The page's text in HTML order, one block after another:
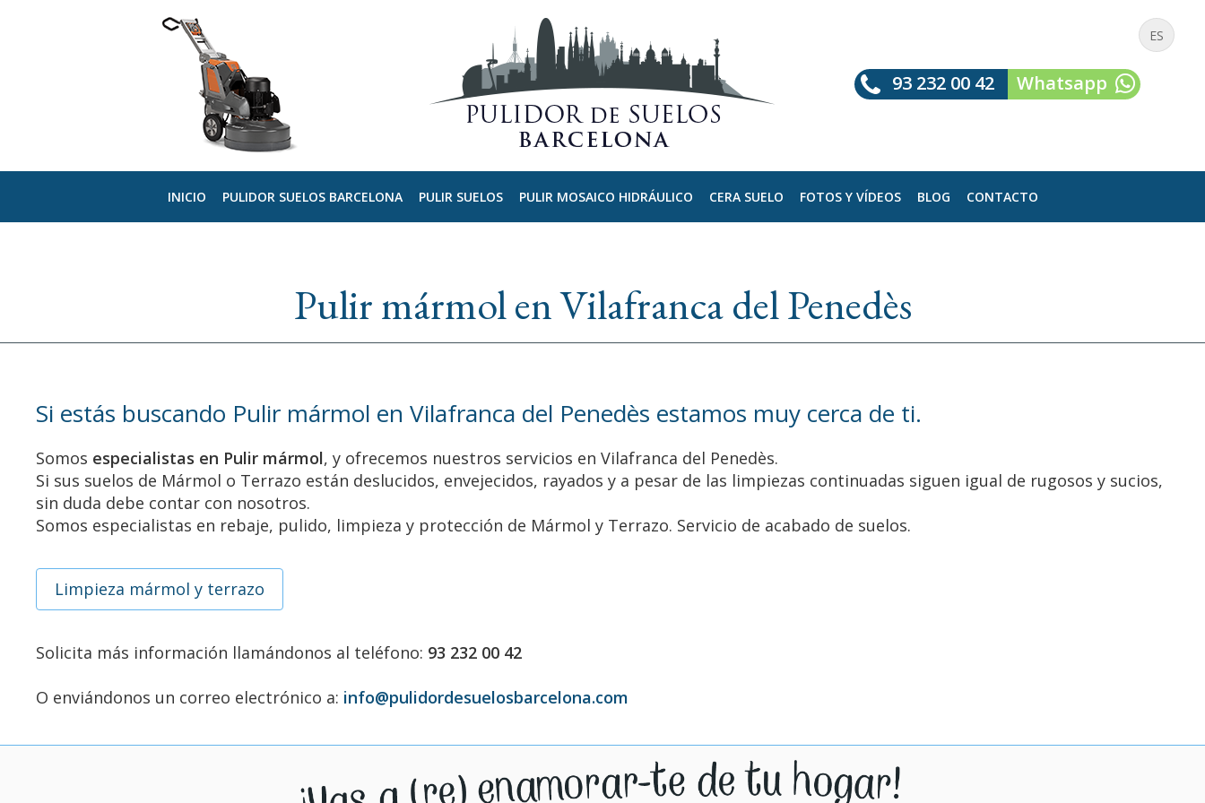
ES
93 232 00 42 Whatsapp
INICIO PULIDOR SUELOS BARCELONA PULIR SUELOS PULIR MOSAICO HIDRÁULICO CERA SUELO FOTOS Y VÍDEOS BLOG CONTACTO
Pulir mármol en Vilafranca del Penedès
Si estás buscando Pulir mármol en Vilafranca del Penedès estamos muy cerca de ti.
Somos especialistas en Pulir mármol, y ofrecemos nuestros servicios en Vilafranca del Penedès.
Si sus suelos de Mármol o Terrazo están deslucidos, envejecidos, rayados y a pesar de las limpiezas continuadas siguen igual de rugosos y sucios,
sin duda debe contar con nosotros.
Somos especialistas en rebaje, pulido, limpieza y protección de Mármol y Terrazo. Servicio de acabado de suelos.
Limpieza mármol y terrazo
Solicita más información llamándonos al teléfono: 93 232 00 42
O enviándonos un correo electrónico a: info@pulidordesuelosbarcelona.com